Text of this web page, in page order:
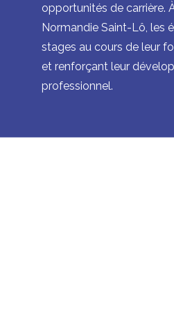
opportunités de carrière.
Normandie Saint-Lô, les
stages au cours de leur
et renforçant leur
professionnel.